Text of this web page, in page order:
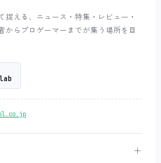
える、ニュース・特集・レビュー・
からプロゲーマーまでが集う場所を目
＋